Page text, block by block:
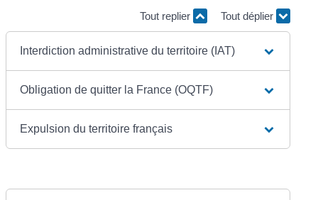
Tout replier Tout déplier
Interdiction administrative du territoire (IAT)
Obligation de quitter la France (OQTF)
Expulsion du territoire français